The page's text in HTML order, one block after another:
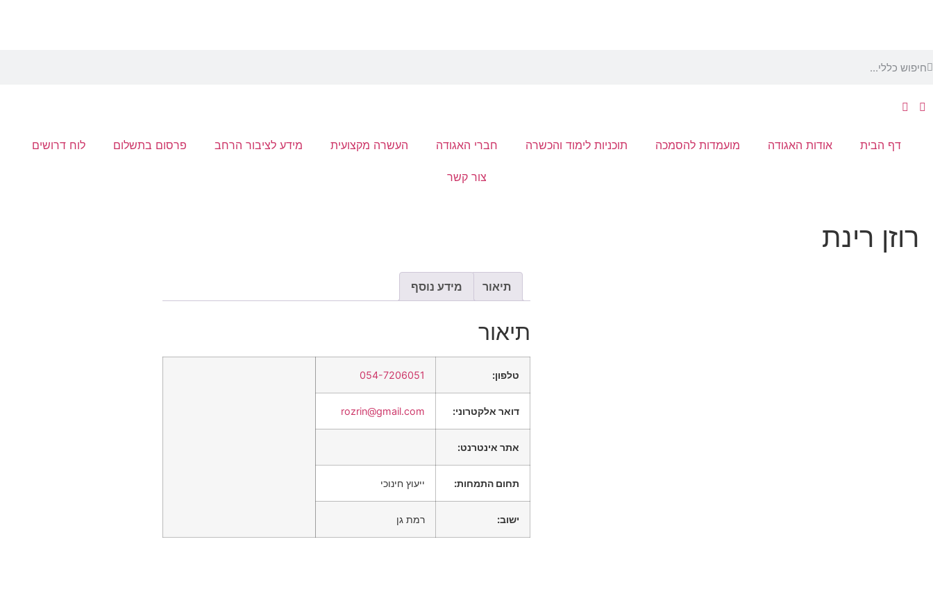
דף הבית אודות האגודה מועמדות להסמכה תוכניות לימוד והכשרה חברי האגודה העשרה מקצועית מידע לציבור הרחב פרסום בתשלום לוח דרושים
צור קשר
רוזן רינת
תיאור מידע נוסף
תיאור
טלפון: 054-7206051
דואר אלקטרוני: rozrin@gmail.com
אתר אינטרנט:
תחום התמחות: ייעוץ חינוכי
ישוב: רמת גן